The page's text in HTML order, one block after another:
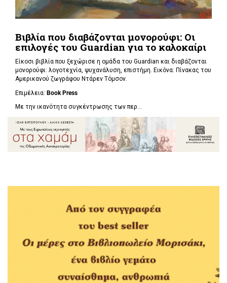
Βιβλία που διαβάζονται μονορούφι: Οι
επιλογές του Guardian για το καλοκαίρι
Είκοσι βιβλία που ξεχώρισε η ομάδα του Guardian και διαβάζονται
μονορούφι: λογοτεχνία, ψυχανάλυση, επιστήμη. Εικόνα: Πίνακας του
Αμερικανού ζωγράφου Ντάρεν Τόμσον.
Επιμέλεια: Book Press
Με την ικανότητα συγκέντρωσης των περ...